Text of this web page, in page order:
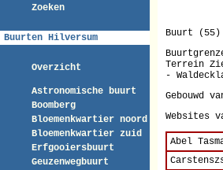
Zoeken
Buurten Hilversum
Overzicht
Astronomische buurt
Boomberg
Bloemenkwartier noord
Bloemenkwartier zuid
Erfgooiersbuurt
Geuzenwegbuurt
Buurt
Terrein
-
Gebouwd
Websites
Abel